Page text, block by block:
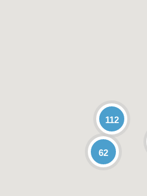
62
112